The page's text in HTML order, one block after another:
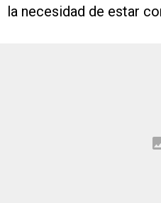
la necesidad de estar